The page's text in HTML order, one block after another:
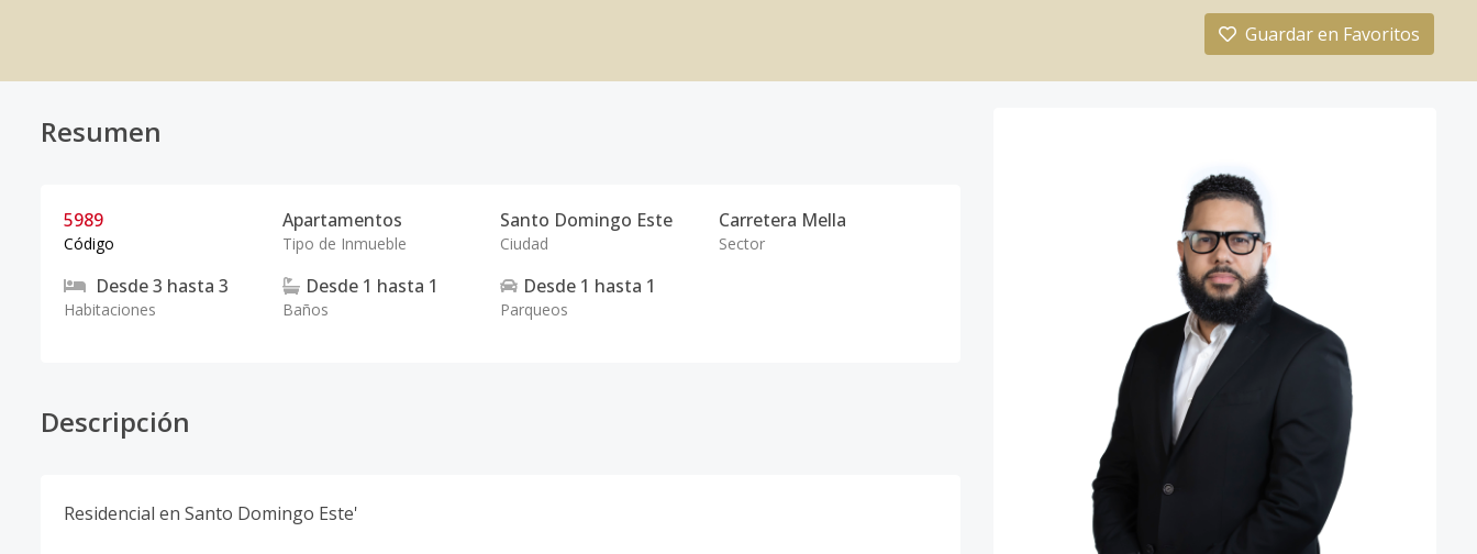
Guardar en Favoritos
Resumen
5989
Código
Apartamentos
Tipo de Inmueble
Santo Domingo Este
Ciudad
Carretera Mella
Sector
Desde3 hasta 3
Habitaciones
Desde 1 hasta 1
Baños
Desde 1 hasta 1
Parqueos
Descripción
Residencial en Santo Domingo Este'